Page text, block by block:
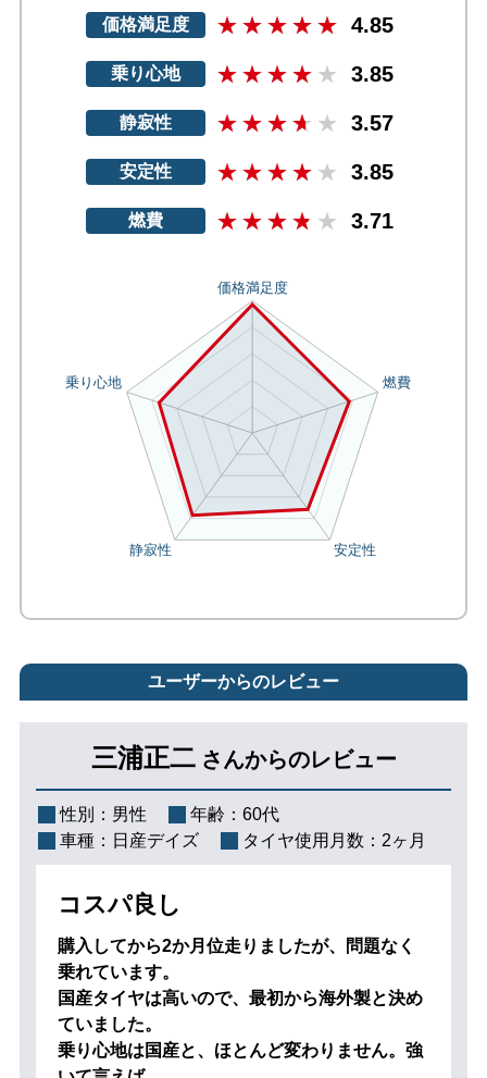
価格満足度 4.85
乗り心地 3.85
静寂性 3.57
安定性 3.85
燃費 3.71
ユーザーからのレビュー
三浦正二 さんからのレビュー
性別： 男性 年齢： 60代
車種： 日産デイズ タイヤ使用月数： 2ヶ月
コスパ良し
購入してから2か月位走りましたが、問題なく
乗れています。
国産タイヤは高いので、最初から海外製と決め
ていました。
乗り心地は国産と、ほとんど変わりません。強